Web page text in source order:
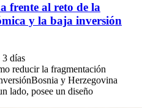
frente al reto de la
y la baja inversión
3 días
reducir la fragmentación
y Herzegovina
lado, posee un diseño